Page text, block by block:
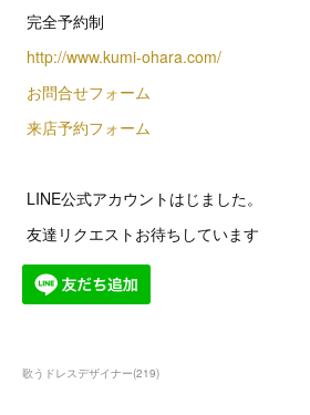
完全予約制
http://www.kumi-ohara.com/
お問合せフォーム
来店予約フォーム
LINE公式アカウントはじました。
友達リクエストお待ちしています
歌うドレスデザイナー(219)